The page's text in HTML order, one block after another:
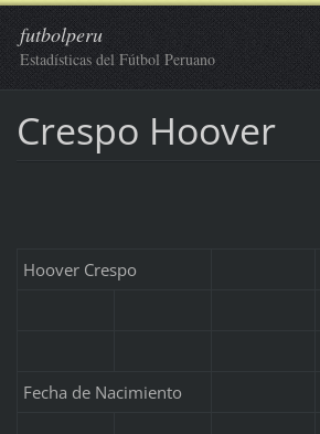
futbolperu
Estadísticas del Fútbol Peruano
Crespo Hoover
Hoover Crespo
Fecha de Nacimiento